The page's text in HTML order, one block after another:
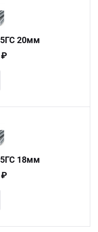
20мм
₽
18мм
₽